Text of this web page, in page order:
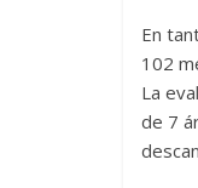
En
102
La
de 7